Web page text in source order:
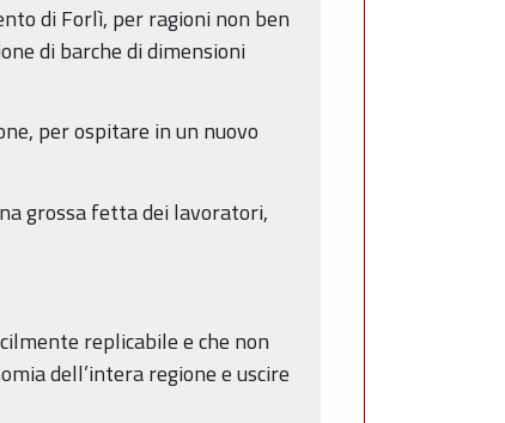
di Forlì, per ragioni non ben
di barche di dimensioni
per ospitare in un nuovo
grossa fetta dei lavoratori,
replicabile e che non
dell’intera regione e uscire